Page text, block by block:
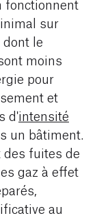
fonctionnent
sur
le
moins
pour
et
d'intensité
un bâtiment.
des fuites de
gaz à effet
au